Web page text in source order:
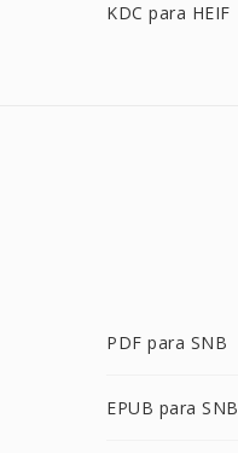
KDC para HEIF
PDF para SNB
EPUB para SNB